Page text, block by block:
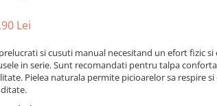
Lei
si cusuti manual necesitand un efort fizic
in serie. Sunt recomandati pentru talpa
Pielea naturala permite picioarelor sa respire